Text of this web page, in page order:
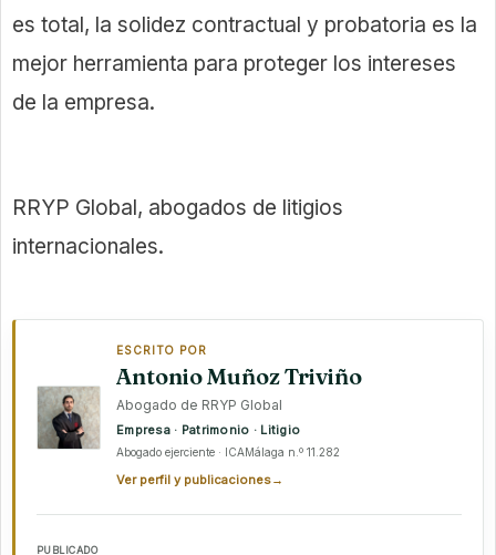
es total, la solidez contractual y probatoria es la
mejor herramienta para proteger los intereses
de la empresa.
RRYP Global, abogados de litigios
internacionales.
ESCRITO POR
Antonio Muñoz Triviño
Abogado de RRYP Global
Empresa · Patrimonio · Litigio
Abogado ejerciente · ICAMálaga n.º 11.282
Ver perfil y publicaciones→
PUBLICADO